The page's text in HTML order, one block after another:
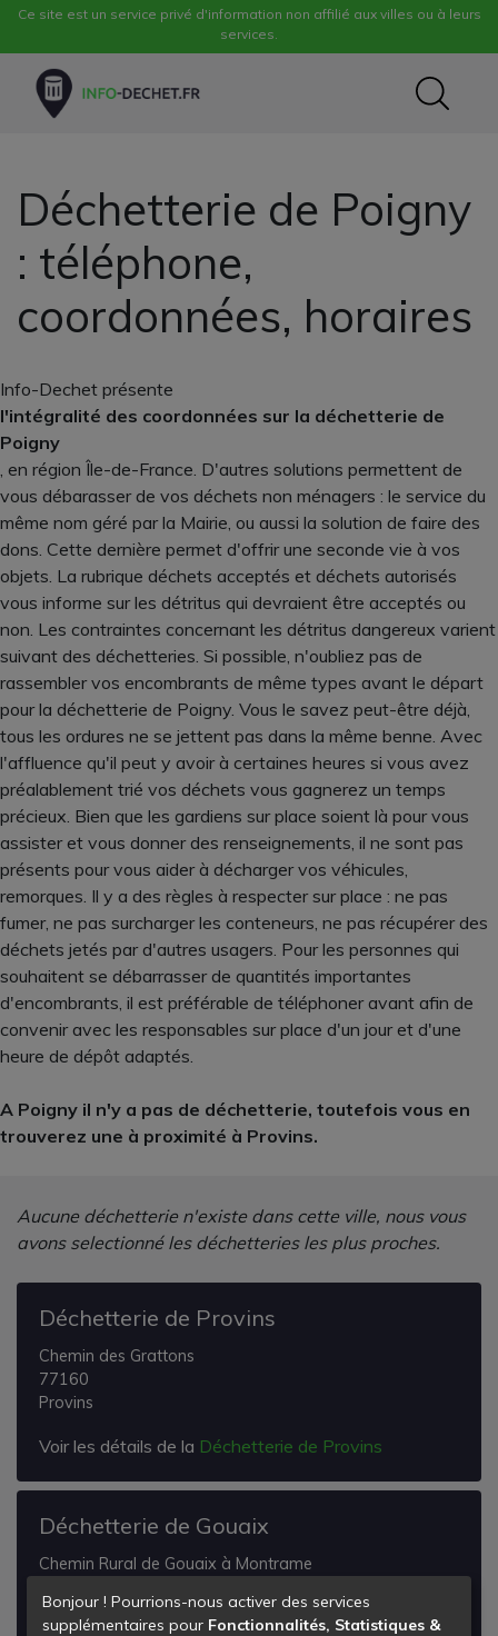
Ce site est un service privé d'information non affilié aux villes ou à leurs
services.
Déchetterie de Poigny
: téléphone,
coordonnées, horaires
Info-Dechet présente
l'intégralité des coordonnées sur la déchetterie de
Poigny
, en région Île-de-France. D'autres solutions permettent de
vous débarasser de vos déchets non ménagers : le service du
même nom géré par la Mairie, ou aussi la solution de faire des
dons. Cette dernière permet d'offrir une seconde vie à vos
objets. La rubrique déchets acceptés et déchets autorisés
vous informe sur les détritus qui devraient être acceptés ou
non. Les contraintes concernant les détritus dangereux varient
suivant des déchetteries. Si possible, n'oubliez pas de
rassembler vos encombrants de même types avant le départ
pour la déchetterie de Poigny. Vous le savez peut-être déjà,
tous les ordures ne se jettent pas dans la même benne. Avec
l'affluence qu'il peut y avoir à certaines heures si vous avez
préalablement trié vos déchets vous gagnerez un temps
précieux. Bien que les gardiens sur place soient là pour vous
assister et vous donner des renseignements, il ne sont pas
présents pour vous aider à décharger vos véhicules,
remorques. Il y a des règles à respecter sur place : ne pas
fumer, ne pas surcharger les conteneurs, ne pas récupérer des
déchets jetés par d'autres usagers. Pour les personnes qui
souhaitent se débarrasser de quantités importantes
d'encombrants, il est préférable de téléphoner avant afin de
convenir avec les responsables sur place d'un jour et d'une
heure de dépôt adaptés.
A Poigny il n'y a pas de déchetterie, toutefois vous en
trouverez une à proximité à Provins.
Aucune déchetterie n'existe dans cette ville, nous vous
avons selectionné les déchetteries les plus proches.
Déchetterie de Provins
Chemin des Grattons
77160
Provins
Voir les détails de la Déchetterie de Provins
Déchetterie de Gouaix
Chemin Rural de Gouaix à Montrame
Gouaix
Bonjour ! Pourrions-nous activer des services
supplémentaires pour Fonctionnalités, Statistiques &